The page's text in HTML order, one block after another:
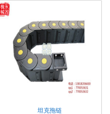
坦克拖链